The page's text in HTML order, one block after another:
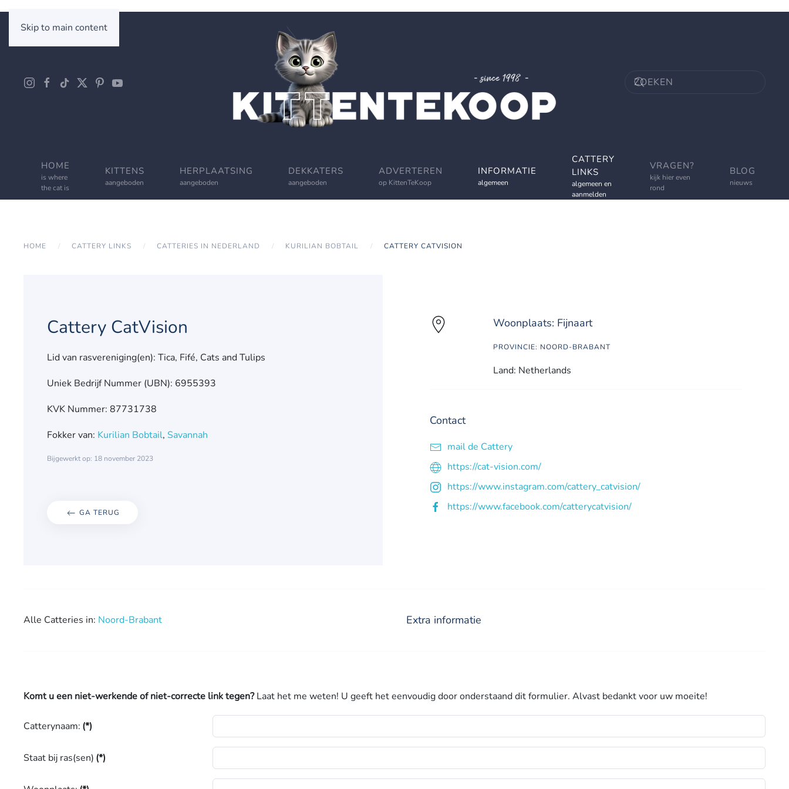
Skip to main content
HOME
is where
the cat is
KITTENS
aangeboden
HERPLAATSING
aangeboden
DEKKATERS
aangeboden
ADVERTEREN
op KittenTeKoop
INFORMATIE
algemeen
CATTERY
LINKS
algemeen en
aanmelden
VRAGEN?
kijk hier even
rond
BLOG
nieuws
HOME CATTERY LINKS CATTERIES IN NEDERLAND KURILIAN BOBTAIL CATTERY CATVISION
Cattery CatVision
Lid van rasvereniging(en): Tica, Fifé, Cats and Tulips
Uniek Bedrijf Nummer (UBN): 6955393
KVK Nummer: 87731738
Fokker van: Kurilian Bobtail, Savannah
Bijgewerkt op: 18 november 2023
GA TERUG
Woonplaats: Fijnaart
PROVINCIE: NOORD-BRABANT
Land: Netherlands
Contact
mail de Cattery
https://cat-vision.com/
https://www.instagram.com/cattery_catvision/
https://www.facebook.com/catterycatvision/
Alle Catteries in: Noord-Brabant Extra informatie
Komt u een niet-werkende of niet-correcte link tegen?Laat het me weten! U geeft het eenvoudig door onderstaand dit formulier. Alvast bedankt voor uw moeite!
Catterynaam: (*)
Staat bij ras(sen) (*)